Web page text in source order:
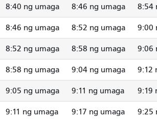
8:40 ng umaga 8:46 ng umaga 8:54
8:46 ng umaga 8:52 ng umaga 9:00
8:52 ng umaga 8:58 ng umaga 9:06
8:58 ng umaga 9:04 ng umaga 9:12
9:05 ng umaga 9:11 ng umaga 9:19
9:11 ng umaga 9:17 ng umaga 9:25